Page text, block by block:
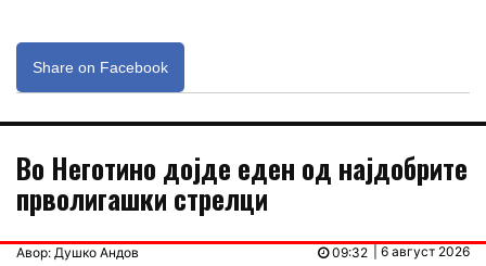
Share on Facebook
Во Неготино дојде еден од најдобрите
прволигашки стрелци
Авор: Душко Андов | 6 август 2026
09:32